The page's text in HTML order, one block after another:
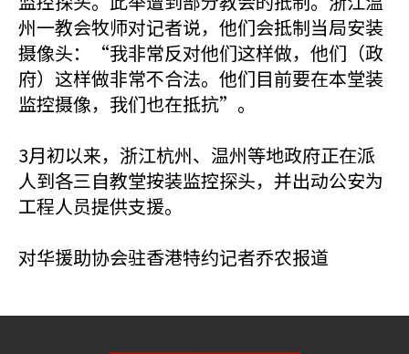
州一教会牧师对记者说，他们会抵制当局安装
摄像头：“我非常反对他们这样做，他们（政
府）这样做非常不合法。他们目前要在本堂装
监控摄像，我们也在抵抗”。
3月初以来，浙江杭州、温州等地政府正在派
人到各三自教堂按装监控探头，并出动公安为
工程人员提供支援。
对华援助协会驻香港特约记者乔农报道